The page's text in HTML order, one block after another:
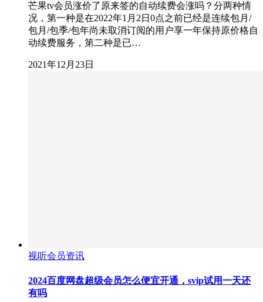
芒果tv会员涨价了原来签的自动续费会涨吗？分两种情
况，第一种是在2022年1月2日0点之前已经是连续包月/
包月/包季/包年尚未取消订阅的用户享一年保持原价格自
动续费服务，第二种是已…
2021年12月23日
视听会员资讯
2024百度网盘超级会员怎么便宜开通，svip试用一天还
有吗